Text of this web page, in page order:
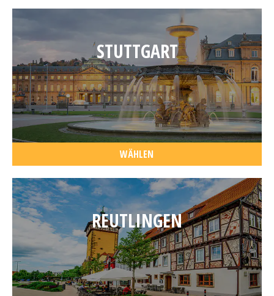
STUTTGART
WÄHLEN
REUTLINGEN